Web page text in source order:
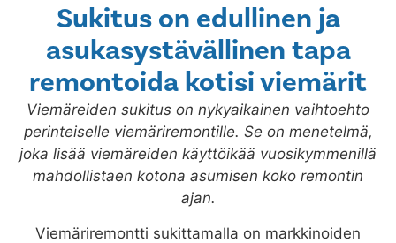
Sukitus on edullinen ja
asukasystävällinen tapa
remontoida kotisi viemärit
Viemäreiden sukitus on nykyaikainen vaihtoehto
perinteiselle viemäriremontille. Se on menetelmä,
joka lisää viemäreiden käyttöikää vuosikymmenillä
mahdollistaen kotona asumisen koko remontin
ajan.
Viemäriremontti sukittamalla on markkinoiden